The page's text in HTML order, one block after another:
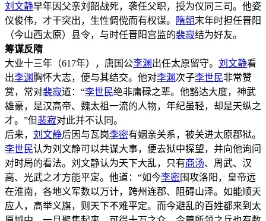
刘文静早年因父亲刘韶战死，袭任父职，授为仪同三司。他姿
仪俊伟，才干突出，生性倜傥而有权谋。
隋朝末年时担任晋阳
（今山西太原）县令，与时任晋阳宫监的裴寂结为好友。
筹谋反隋
大业十三年（617年），唐国公李渊出任太原留守。 刘文静看
出李渊胸怀大志，便与其结交。他对李渊次子李世民非常赞
赏，常对裴寂道：“李世民绝非庸碌之辈。他豁达大度，神武
雄豪，是汉高帝、魏太祖一流的人物，年纪虽轻，却是天纵之
才。”但裴寂对此并不认同。
后来， 刘文静后因与瓦岗李密有姻亲关系，被关进太原郡狱。
李世民认为刘文静可以共谋大事，便去狱中探望，并向他询问
对时局的看法。刘文静认为天下大乱，只有商汤、周武、汉
高、光武之才方能平定。他道：“如今李密 围攻洛阳，皇帝远
在淮南，各地义军数以万计，跨州连郡、阻碍山泽。如能顺天
应人，高举义旗，则天下不难平定。而今避乱的百姓都来到太